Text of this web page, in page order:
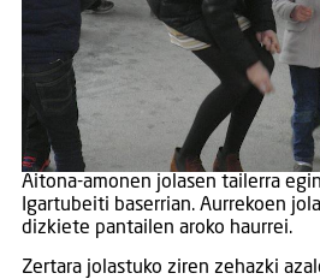
Aitona-amonen jolasen tailerra
Igartubeiti baserrian. Aurrekoen
dizkiete pantailen aroko haurrei.
Zertara jolastuko ziren zehazki